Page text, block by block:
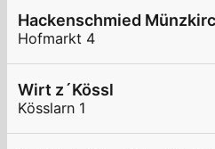
Hackenschmied
Hofmarkt 4
Wirt z´Kössl
Kösslarn 1